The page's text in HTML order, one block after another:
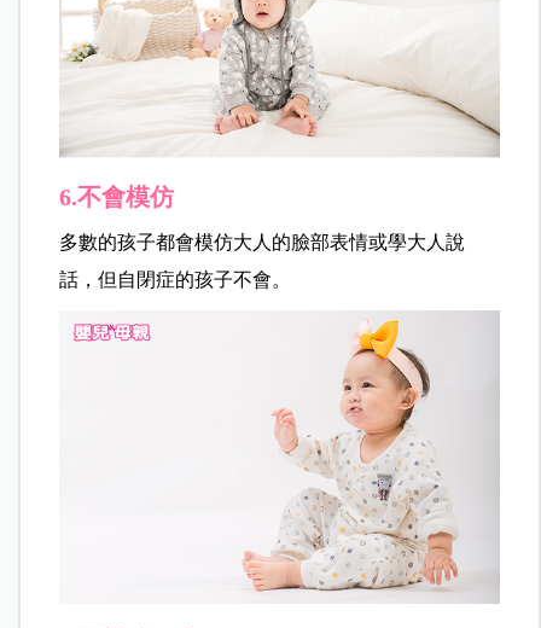
6.不會模仿
多數的孩子都會模仿大人的臉部表情或學大人說
話，但自閉症的孩子不會。